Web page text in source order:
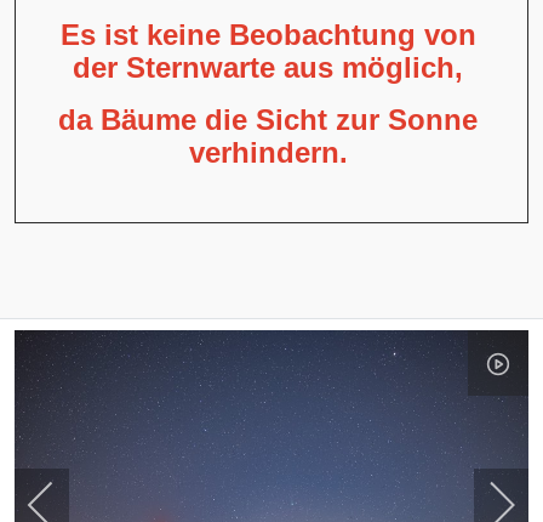
Es ist keine Beobachtung von
der Sternwarte aus möglich,
da Bäume die Sicht zur Sonne
verhindern.